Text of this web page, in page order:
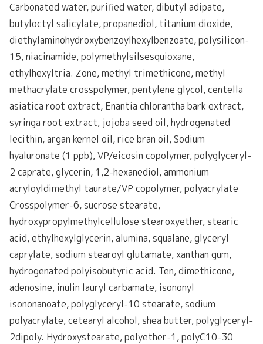
Carbonated water, purified water, dibutyl adipate,
butyloctyl salicylate, propanediol, titanium dioxide,
diethylaminohydroxybenzoylhexylbenzoate, polysilicon-
15, niacinamide, polymethylsilsesquioxane,
ethylhexyltria. Zone, methyl trimethicone, methyl
methacrylate crosspolymer, pentylene glycol, centella
asiatica root extract, Enantia chlorantha bark extract,
syringa root extract, jojoba seed oil, hydrogenated
lecithin, argan kernel oil, rice bran oil, Sodium
hyaluronate (1 ppb), VP/eicosin copolymer, polyglyceryl-
2 caprate, glycerin, 1,2-hexanediol, ammonium
acryloyldimethyl taurate/VP copolymer, polyacrylate
Crosspolymer-6, sucrose stearate,
hydroxypropylmethylcellulose stearoxyether, stearic
acid, ethylhexylglycerin, alumina, squalane, glyceryl
caprylate, sodium stearoyl glutamate, xanthan gum,
hydrogenated polyisobutyric acid. Ten, dimethicone,
adenosine, inulin lauryl carbamate, isononyl
isononanoate, polyglyceryl-10 stearate, sodium
polyacrylate, cetearyl alcohol, shea butter, polyglyceryl-
2dipoly. Hydroxystearate, polyether-1, polyC10-30